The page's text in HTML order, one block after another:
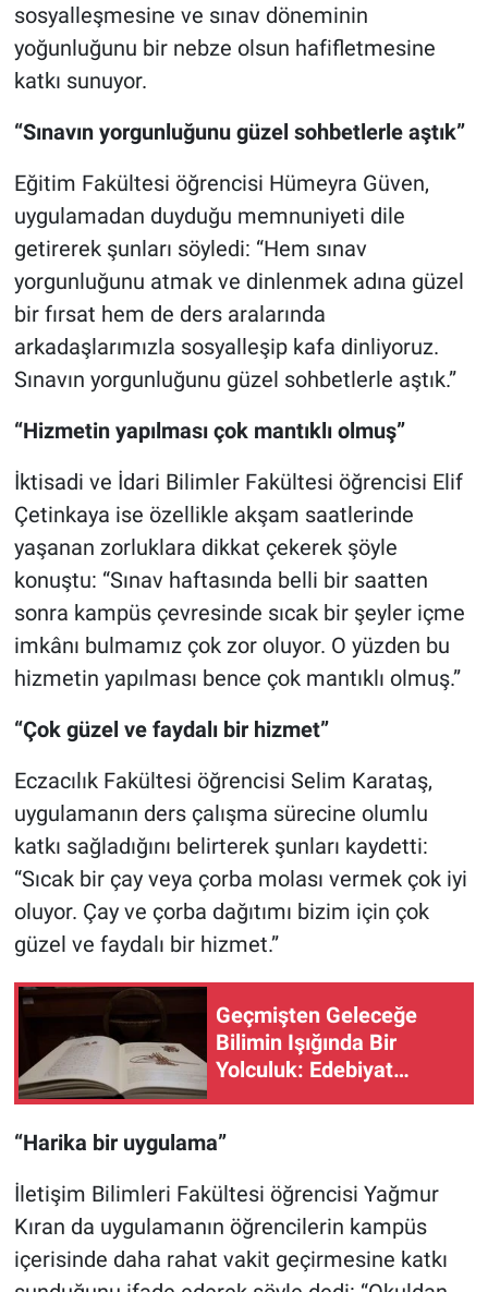
sosyalleşmesine ve sınav döneminin
yoğunluğunu bir nebze olsun hafifletmesine
katkı sunuyor.
“Sınavın yorgunluğunu güzel sohbetlerle aştık”
Eğitim Fakültesi öğrencisi Hümeyra Güven,
uygulamadan duyduğu memnuniyeti dile
getirerek şunları söyledi: “Hem sınav
yorgunluğunu atmak ve dinlenmek adına güzel
bir fırsat hem de ders aralarında
arkadaşlarımızla sosyalleşip kafa dinliyoruz.
Sınavın yorgunluğunu güzel sohbetlerle aştık.”
“Hizmetin yapılması çok mantıklı olmuş”
İktisadi ve İdari Bilimler Fakültesi öğrencisi Elif
Çetinkaya ise özellikle akşam saatlerinde
yaşanan zorluklara dikkat çekerek şöyle
konuştu: “Sınav haftasında belli bir saatten
sonra kampüs çevresinde sıcak bir şeyler içme
imkânı bulmamız çok zor oluyor. O yüzden bu
hizmetin yapılması bence çok mantıklı olmuş.”
“Çok güzel ve faydalı bir hizmet”
Eczacılık Fakültesi öğrencisi Selim Karataş,
uygulamanın ders çalışma sürecine olumlu
katkı sağladığını belirterek şunları kaydetti:
“Sıcak bir çay veya çorba molası vermek çok iyi
oluyor. Çay ve çorba dağıtımı bizim için çok
güzel ve faydalı bir hizmet.”
Geçmişten Geleceğe
Bilimin Işığında Bir
Yolculuk: Edebiyat
“Harika bir uygulama”
İletişim Bilimleri Fakültesi öğrencisi Yağmur
Kıran da uygulamanın öğrencilerin kampüs
içerisinde daha rahat vakit geçirmesine katkı